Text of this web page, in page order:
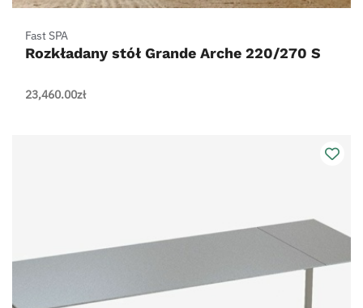
Fast SPA
Rozkładany stół Grande Arche 220/270 S
23,460.00zł